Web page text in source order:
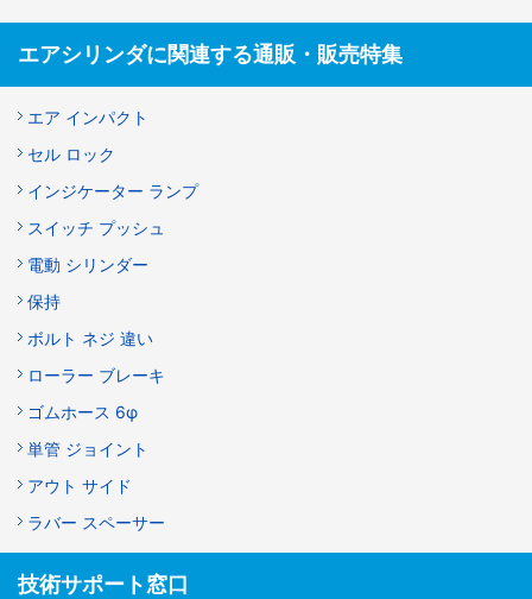
エアシリンダに関連する通販・販売特集
エア インパクト
セル ロック
インジケーター ランプ
スイッチ プッシュ
電動 シリンダー
保持
ボルト ネジ 違い
ローラー ブレーキ
ゴムホース 6φ
単管 ジョイント
アウト サイド
ラバー スペーサー
技術サポート窓口